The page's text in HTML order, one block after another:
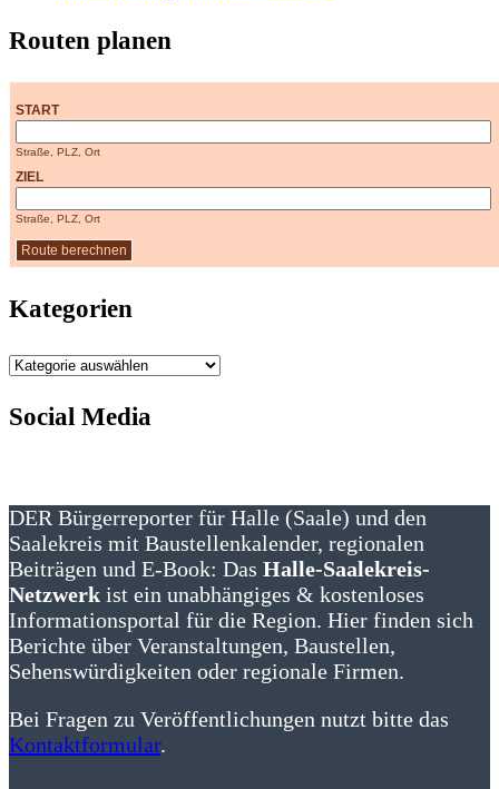
Routen planen
START
Straße, PLZ, Ort
ZIEL
Straße, PLZ, Ort
Kategorien
Kategorien
Social Media
DER Bürgerreporter für Halle (Saale) und den
Saalekreis mit Baustellenkalender, regionalen
Beiträgen und E-Book: Das Halle-Saalekreis-
Netzwerk ist ein unabhängiges & kostenloses
Informationsportal für die Region. Hier finden sich
Berichte über Veranstaltungen, Baustellen,
Sehenswürdigkeiten oder regionale Firmen.
Bei Fragen zu Veröffentlichungen nutzt bitte das
Kontaktformular.